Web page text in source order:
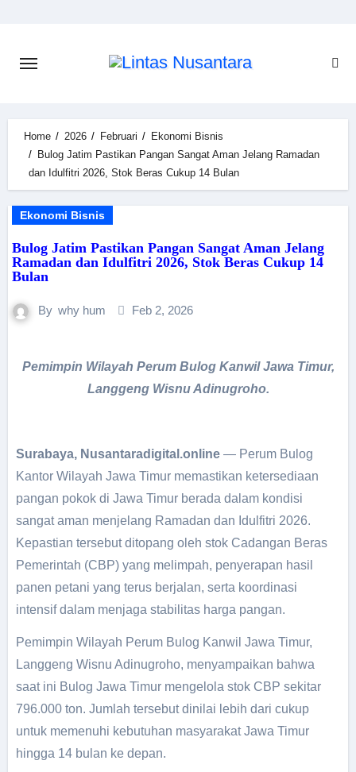
Home 2026 Februari
Ekonomi Bisnis
Bulog Jatim Pastikan Pangan Sangat Aman Jelang Ramadan
dan Idulfitri 2026, Stok Beras Cukup 14 Bulan
Ekonomi Bisnis
Bulog Jatim Pastikan Pangan Sangat Aman Jelang
Ramadan dan Idulfitri 2026, Stok Beras Cukup 14
Bulan
By why hum Feb 2, 2026
Pemimpin Wilayah Perum Bulog Kanwil Jawa Timur,
Langgeng Wisnu Adinugroho.
Surabaya, Nusantaradigital.online— Perum Bulog
Kantor Wilayah Jawa Timur memastikan ketersediaan
pangan pokok di Jawa Timur berada dalam kondisi
sangat aman menjelang Ramadan dan Idulfitri 2026.
Kepastian tersebut ditopang oleh stok Cadangan Beras
Pemerintah (CBP) yang melimpah, penyerapan hasil
panen petani yang terus berjalan, serta koordinasi
intensif dalam menjaga stabilitas harga pangan.
Pemimpin Wilayah Perum Bulog Kanwil Jawa Timur,
Langgeng Wisnu Adinugroho, menyampaikan bahwa
saat ini Bulog Jawa Timur mengelola stok CBP sekitar
796.000 ton. Jumlah tersebut dinilai lebih dari cukup
untuk memenuhi kebutuhan masyarakat Jawa Timur
hingga 14 bulan ke depan.